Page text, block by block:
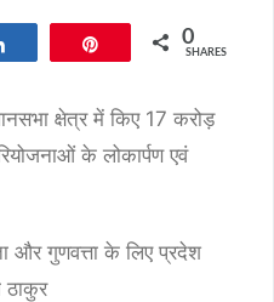
0
SHARES
क्षेत्र में किए 17 करोड़
के लोकार्पण एवं
और गुणवत्ता के लिए प्रदेश